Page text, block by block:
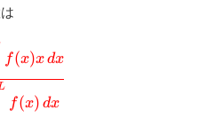
f (x) dx
f (x)x dx